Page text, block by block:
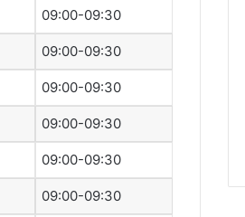
09:00-09:30
09:00-09:30
09:00-09:30
09:00-09:30
09:00-09:30
09:00-09:30